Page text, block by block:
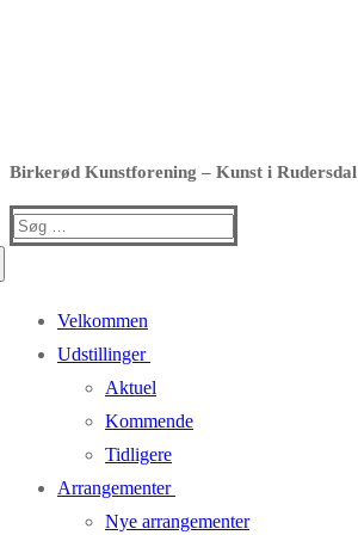
Birkerød Kunstforening – Kunst i Rudersdal
Søg
Velkommen
Udstillinger
Aktuel
Kommende
Tidligere
Arrangementer
Nye arrangementer